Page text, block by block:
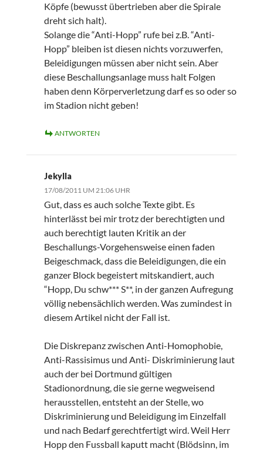
Köpfe (bewusst übertrieben aber die Spirale
dreht sich halt).
Solange die “Anti-Hopp” rufe bei z.B. “Anti-
Hopp” bleiben ist diesen nichts vorzuwerfen,
Beleidigungen müssen aber nicht sein. Aber
diese Beschallungsanlage muss halt Folgen
haben denn Körperverletzung darf es so oder so
im Stadion nicht geben!
ANTWORTEN
Jekylla
17/08/2011 UM 21:06 UHR
Gut, dass es auch solche Texte gibt. Es
hinterlässt bei mir trotz der berechtigten und
auch berechtigt lauten Kritik an der
Beschallungs-Vorgehensweise einen faden
Beigeschmack, dass die Beleidigungen, die ein
ganzer Block begeistert mitskandiert, auch
“Hopp, Du schw*** S**, in der ganzen Aufregung
völlig nebensächlich werden. Was zumindest in
diesem Artikel nicht der Fall ist.
Die Diskrepanz zwischen Anti-Homophobie,
Anti-Rassisimus und Anti- Diskriminierung laut
auch der bei Dortmund gültigen
Stadionordnung, die sie gerne wegweisend
herausstellen, entsteht an der Stelle, wo
Diskriminierung und Beleidigung im Einzelfall
und nach Bedarf gerechtfertigt wird. Weil Herr
Hopp den Fussball kaputt macht (Blödsinn, im